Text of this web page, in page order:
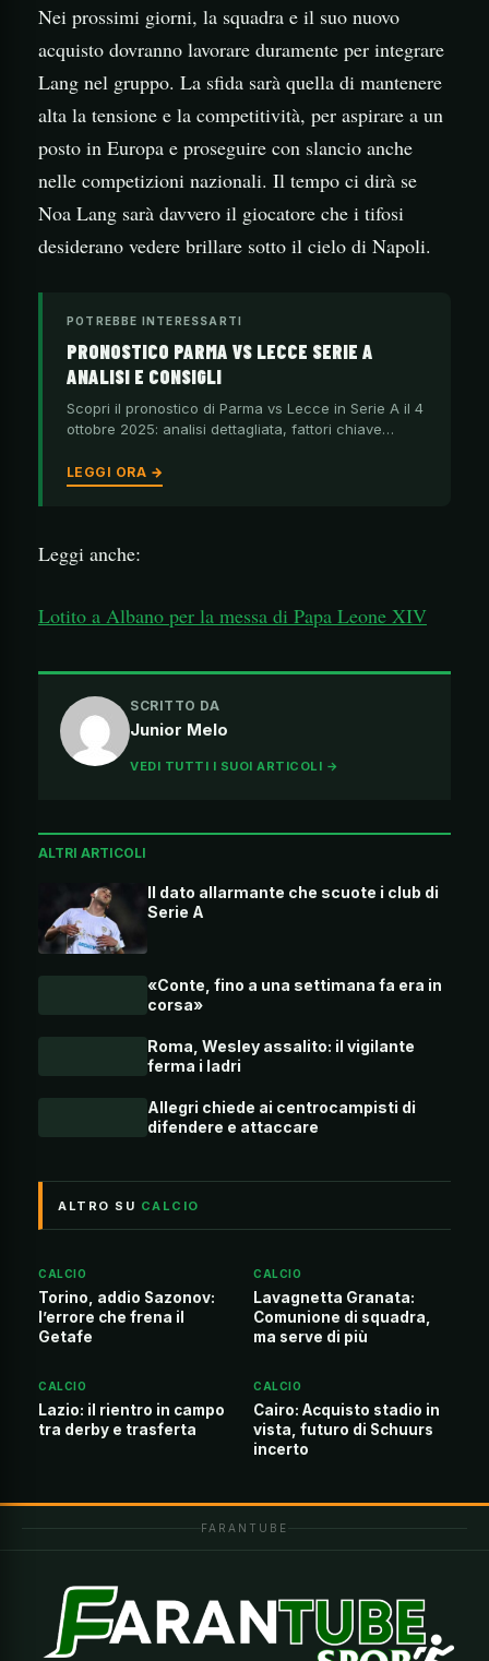
Nei prossimi giorni, la squadra e il suo nuovo
acquisto dovranno lavorare duramente per integrare
Lang nel gruppo. La sfida sarà quella di mantenere
alta la tensione e la competitività, per aspirare a un
posto in Europa e proseguire con slancio anche
nelle competizioni nazionali. Il tempo ci dirà se
Noa Lang sarà davvero il giocatore che i tifosi
desiderano vedere brillare sotto il cielo di Napoli.
POTREBBE INTERESSARTI
PRONOSTICO PARMA VS LECCE SERIE A
ANALISI E CONSIGLI
Scopri il pronostico di Parma vs Lecce in Serie A il 4
ottobre 2025: analisi dettagliata, fattori chiave…
LEGGI ORA →
Leggi anche:
Lotito a Albano per la messa di Papa Leone XIV
SCRITTO DA
Junior Melo
VEDI TUTTI I SUOI ARTICOLI →
ALTRI ARTICOLI
Il dato allarmante che scuote i club di
Serie A
«Conte, fino a una settimana fa era in
corsa»
Roma, Wesley assalito: il vigilante
ferma i ladri
Allegri chiede ai centrocampisti di
difendere e attaccare
ALTRO SU CALCIO
CALCIO
Torino, addio Sazonov:
l’errore che frena il
Getafe
CALCIO
Lavagnetta Granata:
Comunione di squadra,
ma serve di più
CALCIO
Lazio: il rientro in campo
tra derby e trasferta
CALCIO
Cairo: Acquisto stadio in
vista, futuro di Schuurs
incerto
FARANTUBE